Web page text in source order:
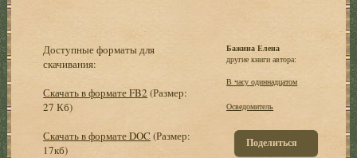
Доступные форматы для
скачивания:
Скачать в формате FB2 (Размер:
27 Кб)
Скачать в формате DOC (Размер:
17кб)
Бажина Елена
другие книги автора:
В часу одиннадцатом
Осведомитель
Поделиться